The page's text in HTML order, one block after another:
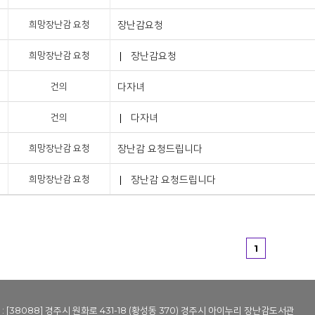
희망장난감 요청 장난감요청
희망장난감 요청 장난감요청
건의 다자녀
건의 다자녀
희망장난감 요청 장난감 요청드립니다
희망장난감 요청 장난감 요청드립니다
1
: [38088] 경주시 원화로 431-18 (황성동 370) 경주시 아이누리 장난감도서관